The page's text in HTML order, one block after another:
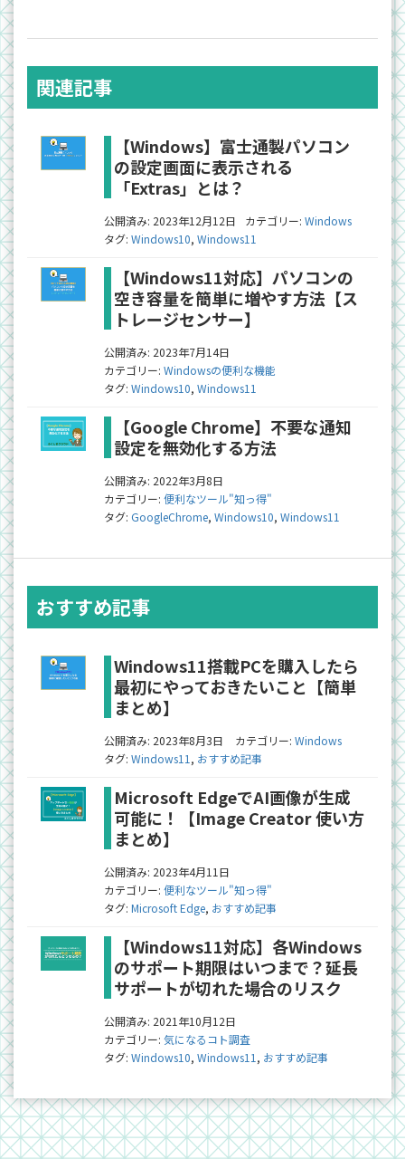
関連記事
【Windows】富士通製パソコン
の設定画面に表示される
「Extras」とは？
公開済み: 2023年12月12日 カテゴリー: Windows
タグ: Windows10, Windows11
【Windows11対応】パソコンの
空き容量を簡単に増やす方法【ス
トレージセンサー】
公開済み: 2023年7月14日
カテゴリー: Windowsの便利な機能
タグ: Windows10, Windows11
【Google Chrome】不要な通知
設定を無効化する方法
公開済み: 2022年3月8日
カテゴリー: 便利なツール"知っ得"
タグ: GoogleChrome, Windows10, Windows11
おすすめ記事
Windows11搭載PCを購入したら
最初にやっておきたいこと【簡単
まとめ】
公開済み: 2023年8月3日 カテゴリー: Windows
タグ: Windows11 , おすすめ記事
Microsoft EdgeでAI画像が生成
可能に！【Image Creator 使い方
まとめ】
公開済み: 2023年4月11日
カテゴリー: 便利なツール"知っ得"
タグ: Microsoft Edge, おすすめ記事
【Windows11対応】各Windows
のサポート期限はいつまで？延長
サポートが切れた場合のリスク
公開済み: 2021年10月12日
カテゴリー: 気になるコト調査
タグ: Windows10, Windows11 , おすすめ記事